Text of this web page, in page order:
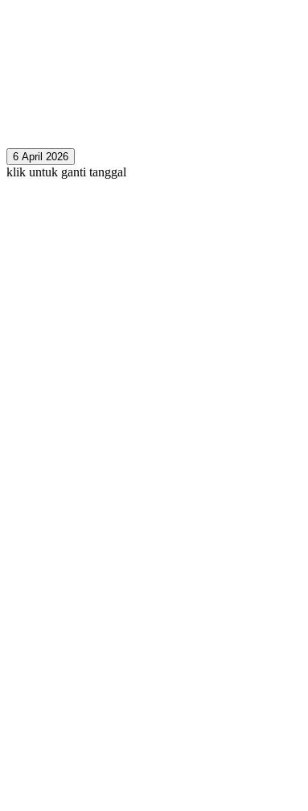
6 April 2026
klik untuk ganti tanggal